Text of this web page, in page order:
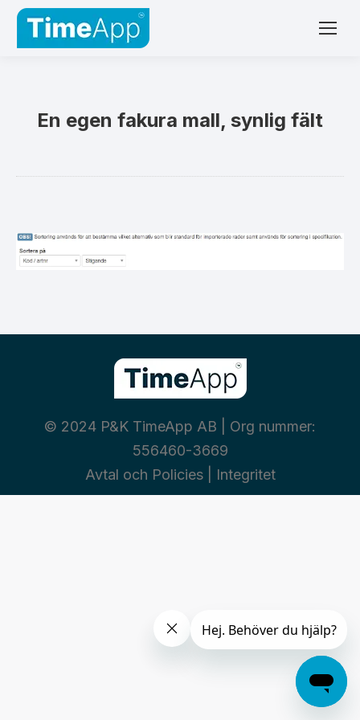
En egen fakura mall, synlig fält
© 2024 P&K TimeApp AB | Org nummer:
556460-3669
Avtal och Policies| Integritet